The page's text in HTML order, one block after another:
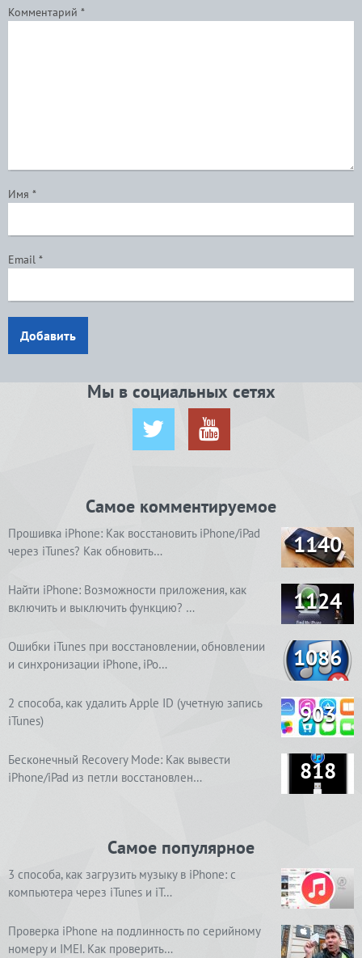
Комментарий *
Имя *
Email *
Добавить
Мы в социальных сетях
Самое комментируемое
Прошивка iPhone: Как восстановить iPhone/iPad
через iTunes? Как обновить…
1140
Найти iPhone: Возможности приложения, как
включить и выключить функцию? …
1124
Ошибки iTunes при восстановлении, обновлении
и синхронизации iPhone, iPo…
1086
2 способа, как удалить Apple ID (учетную запись
iTunes)
903
Бесконечный Recovery Mode: Как вывести
iPhone/iPad из петли восстановлен…
818
Самое популярное
3 способа, как загрузить музыку в iPhone: с
компьютера через iTunes и iT…
Проверка iPhone на подлинность по серийному
номеру и IMEI. Как проверить…